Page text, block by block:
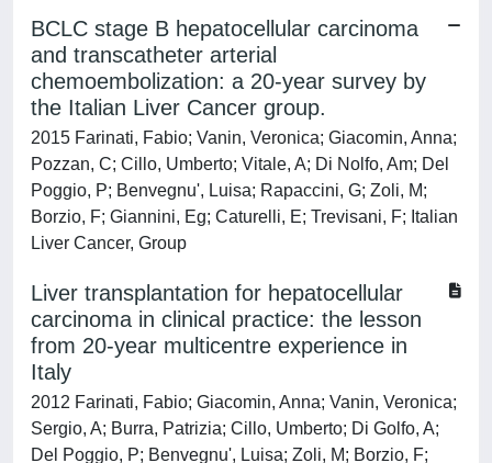
BCLC stage B hepatocellular carcinoma
and transcatheter arterial
chemoembolization: a 20-year survey by
the Italian Liver Cancer group.
2015 Farinati, Fabio; Vanin, Veronica; Giacomin, Anna;
Pozzan, C; Cillo, Umberto; Vitale, A; Di Nolfo, Am; Del
Poggio, P; Benvegnu', Luisa; Rapaccini, G; Zoli, M;
Borzio, F; Giannini, Eg; Caturelli, E; Trevisani, F; Italian
Liver Cancer, Group
Liver transplantation for hepatocellular
carcinoma in clinical practice: the lesson
from 20-year multicentre experience in
Italy
2012 Farinati, Fabio; Giacomin, Anna; Vanin, Veronica;
Sergio, A; Burra, Patrizia; Cillo, Umberto; Di Golfo, A;
Del Poggio, P; Benvegnu', Luisa; Zoli, M; Borzio, F;